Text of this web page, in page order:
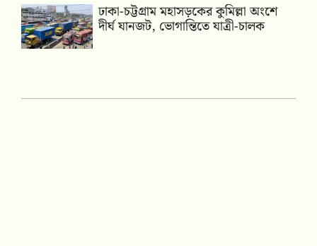
ঢাকা-চট্টগ্রাম মহাসড়কের কুমিল্লা অংশে
দীর্ঘ যানজট, ভোগান্তিতে যাত্রী-চালক